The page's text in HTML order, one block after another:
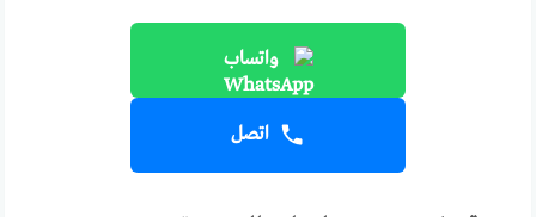
واتساب
اتصل